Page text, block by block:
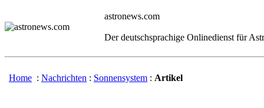
astronews.com
Der deutschsprachige Onlinedienst für
Home : Nachrichten : Sonnensystem : Artikel